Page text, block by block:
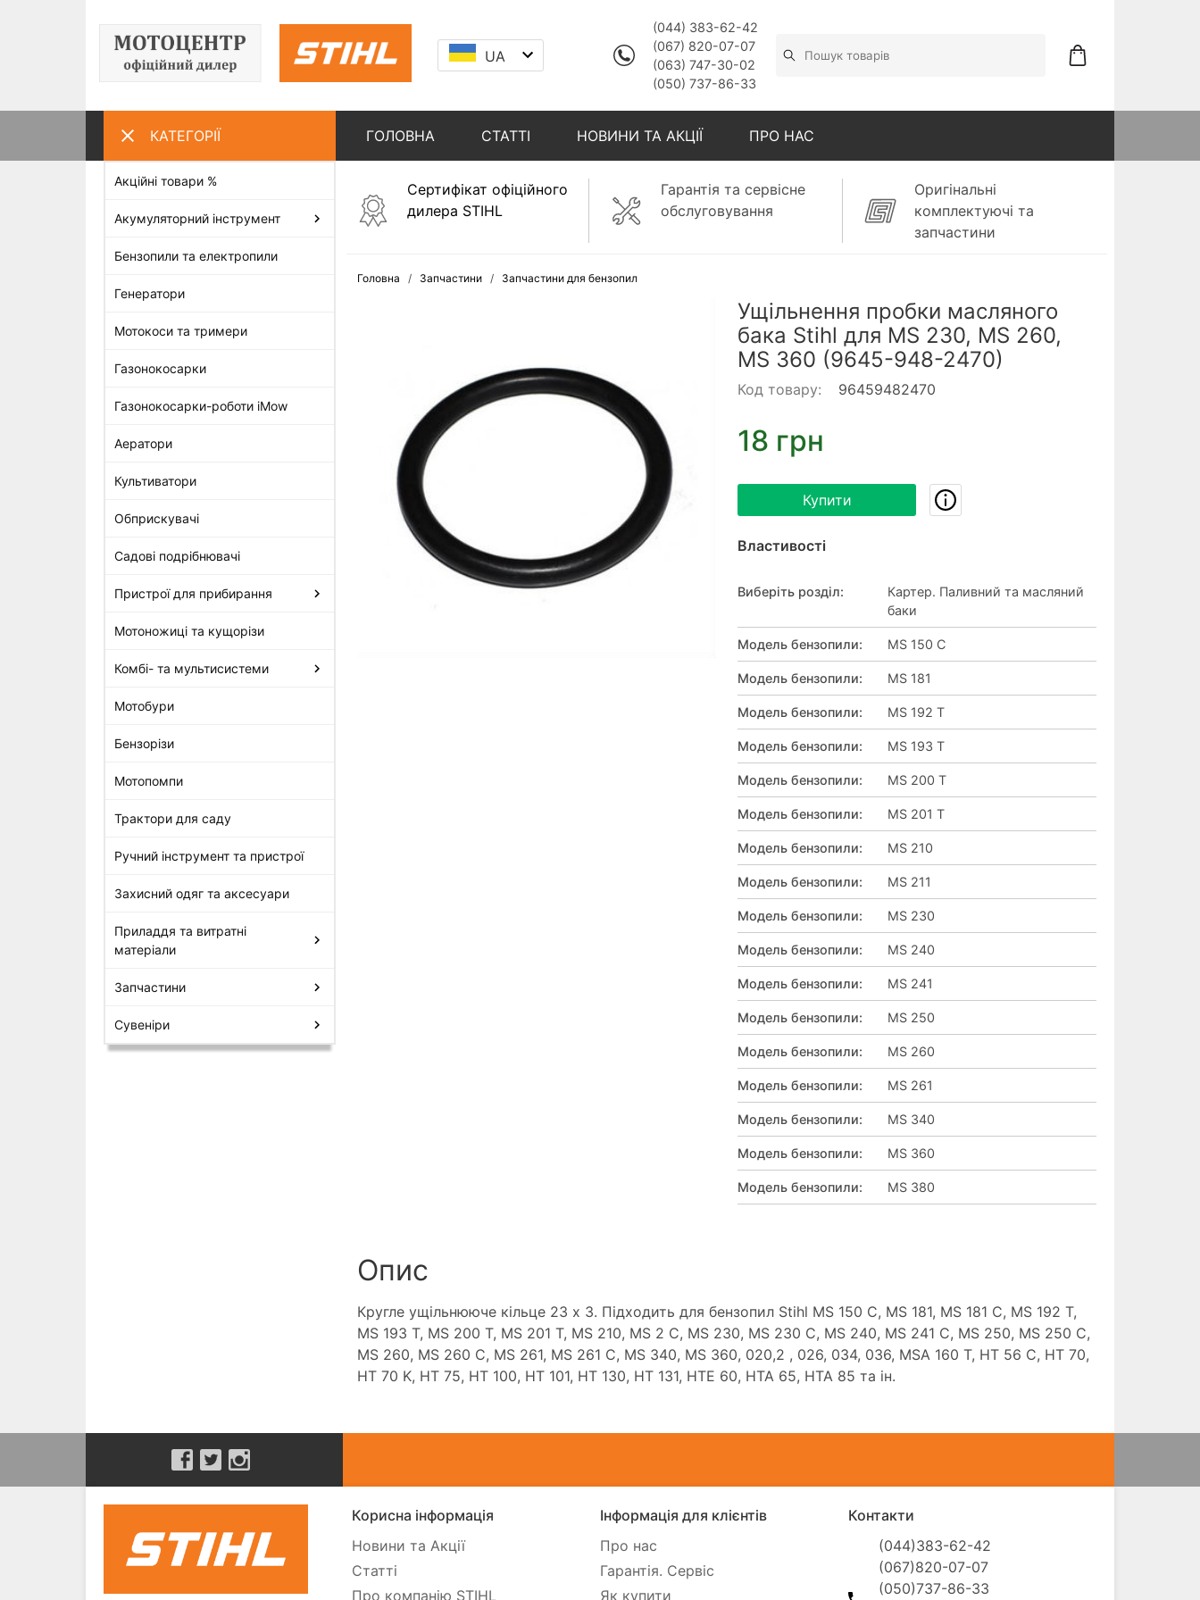
UA
(044) 383-62-42
(067) 820-07-07
(063) 747-30-02
(050) 737-86-33
КАТЕГОРІЇ
Акційні товари %
Акумуляторний інструмент
Бензопили та електропили
Генератори
Мотокоси та тримери
Газонокосарки
Газонокосарки-роботи iMow
Аератори
Культиватори
Обприскувачі
Садові подрібнювачі
Пристрої для прибирання
Мотоножиці та кущорізи
Комбі- та мультисистеми
Мотобури
Бензорізи
Мотопомпи
Трактори для саду
Ручний інструмент та пристрої
Захисний одяг та аксесуари
Приладдя та витратні
матеріали
Запчастини
Сувеніри
ГОЛОВНА СТАТТІ НОВИНИ ТА АКЦІЇ ПРО НАС
Ущільнення пробки
230, MS 260, MS 360 (9645-
18 грн
Сертифікат офіційного
дилера STIHL
Гарантія та сервісне
обслуговування
Оригінальні
комплектуючі та
запчастини
Головна Запчастини Запчастини для бензопил
Ущільнення пробки масляного
бака Stihl для MS 230, MS 260,
MS 360 (9645-948-2470)
Код товару: 96459482470
18 грн
Купити
Властивості
Виберіть розділ:
Картер. Паливний та масляний
баки
Модель бензопили: MS 150 C
Модель бензопили: MS 181
Модель бензопили: MS 192 T
Модель бензопили: MS 193 T
Модель бензопили: MS 200 T
Модель бензопили: MS 201 T
Модель бензопили: MS 210
Модель бензопили: MS 211
Модель бензопили: MS 230
Модель бензопили: MS 240
Модель бензопили: MS 241
Модель бензопили: MS 250
Модель бензопили: MS 260
Модель бензопили: MS 261
Модель бензопили: MS 340
Модель бензопили: MS 360
Модель бензопили: MS 380
Опис
Кругле ущільнююче кільце 23 х 3. Підходить для бензопил Stihl MS 150 C, MS 181, MS 181 C, MS 192 T,
MS 193 T, MS 200 T, MS 201 T, MS 210, MS 2 C, MS 230, MS 230 C, MS 240, MS 241 C, MS 250, MS 250 C,
MS 260, MS 260 C, MS 261, MS 261 C, MS 340, MS 360, 020,2 , 026, 034, 036, MSA 160 T, HT 56 C, HT 70,
HT 70 K, HT 75, HT 100, HT 101, HT 130, HT 131, HTE 60, HTA 65, HTA 85 та ін.
Корисна інформація
Новини та Акції
Статті
Про компанію STIHL
Інформація для клієнтів
Про нас
Гарантія. Сервіс
Як купити
Контакти
(044)383-62-42
(067)820-07-07
(050)737-86-33